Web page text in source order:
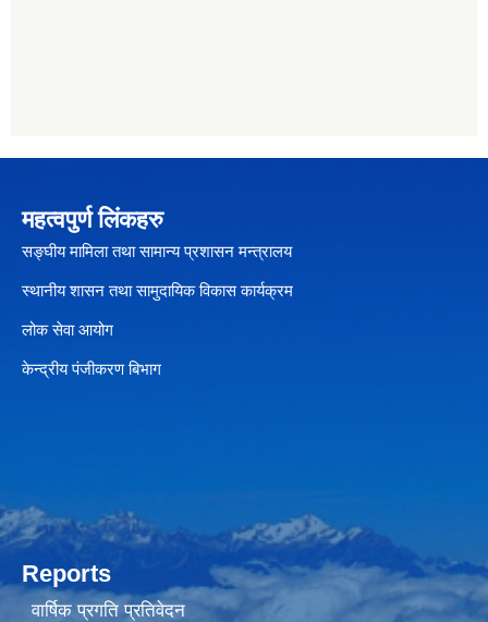
महत्वपुर्ण लिंकहरु
सङ्घीय मामिला तथा सामान्य प्रशासन मन्त्रालय
स्थानीय शासन तथा सामुदायिक विकास कार्यक्रम
लोक सेवा आयोग
केन्द्रीय पंजीकरण बिभाग
Reports
वार्षिक प्रगति प्रतिवेदन